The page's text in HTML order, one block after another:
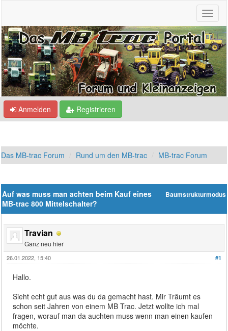
Anmelden Registrieren
Das MB-trac Forum Rund um den MB-trac MB-trac Forum
Baumstrukturmodus
Auf was muss man achten beim Kauf eines
MB-trac 800 Mittelschalter?
Travian
Ganz neu hier
#1
26.01.2022, 15:40
Hallo.
Sieht echt gut aus was du da gemacht hast. Mir Träumt es
schon seit Jahren von einem MB Trac. Jetzt wollte ich mal
fragen, worauf man da auchten muss wenn man einen kaufen
möchte.